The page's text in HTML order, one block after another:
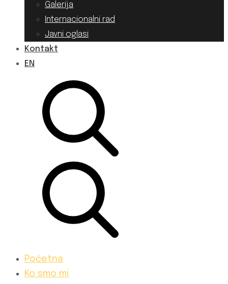
Galerija
Internacionalni rad
Javni oglasi
Kontakt
EN
Početna
Ko smo mi